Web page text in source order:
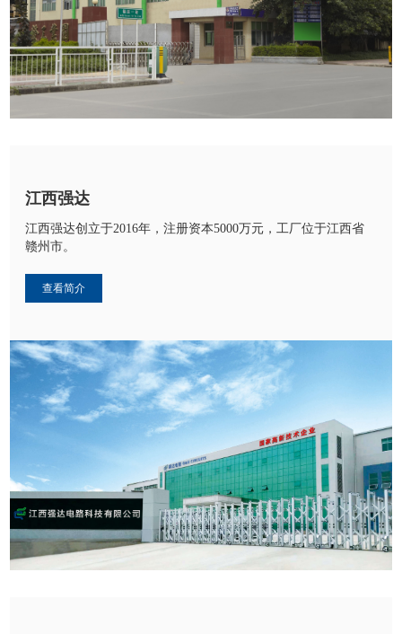
江西强达
江西强达创立于2016年，注册资本5000万元，工厂位于江西省
赣州市。
查看简介